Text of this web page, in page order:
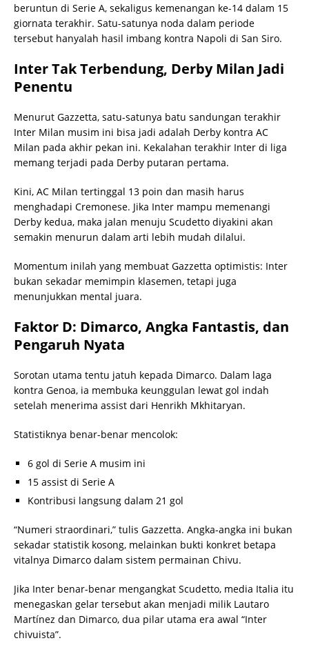
beruntun di Serie A, sekaligus kemenangan ke-14 dalam 15
giornata terakhir. Satu-satunya noda dalam periode
tersebut hanyalah hasil imbang kontra Napoli di San Siro.
Inter Tak Terbendung, Derby Milan Jadi
Penentu
Menurut Gazzetta, satu-satunya batu sandungan terakhir
Inter Milan musim ini bisa jadi adalah Derby kontra AC
Milan pada akhir pekan ini. Kekalahan terakhir Inter di liga
memang terjadi pada Derby putaran pertama.
Kini, AC Milan tertinggal 13 poin dan masih harus
menghadapi Cremonese. Jika Inter mampu memenangi
Derby kedua, maka jalan menuju Scudetto diyakini akan
semakin menurun dalam arti lebih mudah dilalui.
Momentum inilah yang membuat Gazzetta optimistis: Inter
bukan sekadar memimpin klasemen, tetapi juga
menunjukkan mental juara.
Faktor D: Dimarco, Angka Fantastis, dan
Pengaruh Nyata
Sorotan utama tentu jatuh kepada Dimarco. Dalam laga
kontra Genoa, ia membuka keunggulan lewat gol indah
setelah menerima assist dari Henrikh Mkhitaryan.
Statistiknya benar-benar mencolok:
6 gol di Serie A musim ini
15 assist di Serie A
Kontribusi langsung dalam 21 gol
“Numeri straordinari,” tulis Gazzetta. Angka-angka ini bukan
sekadar statistik kosong, melainkan bukti konkret betapa
vitalnya Dimarco dalam sistem permainan Chivu.
Jika Inter benar-benar mengangkat Scudetto, media Italia itu
menegaskan gelar tersebut akan menjadi milik Lautaro
Martínez dan Dimarco, dua pilar utama era awal “Inter
chivuista”.